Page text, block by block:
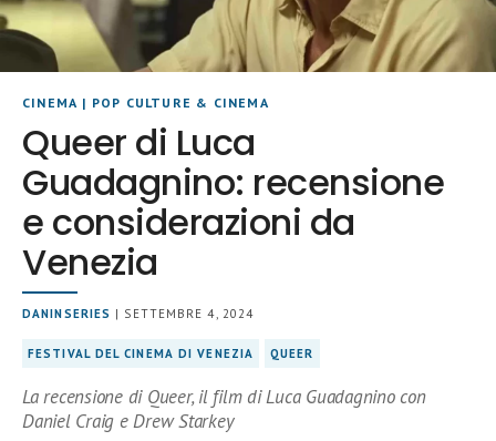
CINEMA | POP CULTURE & CINEMA
Queer di Luca
Guadagnino: recensione
e considerazioni da
Venezia
DANINSERIES | SETTEMBRE 4, 2024
FESTIVAL DEL CINEMA DI VENEZIA QUEER
La recensione di Queer, il film di Luca Guadagnino con
Daniel Craig e Drew Starkey